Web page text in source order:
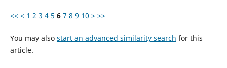
<< < 1 2 3 4 5 6 7 8 9 10 > >>
You may also start an advanced similarity search for this
article.